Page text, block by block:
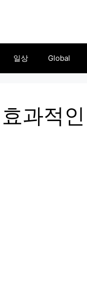
일상 Global
과적